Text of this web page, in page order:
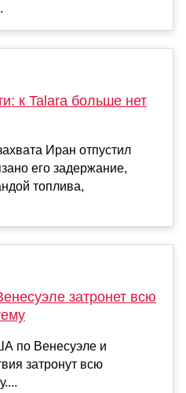
к Talara больше нет
Иран отпустил
его задержание,
топлива,
затронет всю
по Венесуэле и
затронут всю